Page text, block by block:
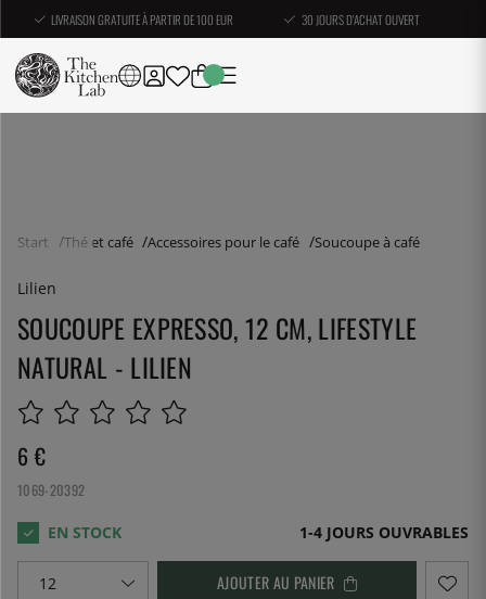
LIVRAISON GRATUITE À PARTIR DE 100 EUR 30 JOURS D'ACHAT OUVERT
Start Thé et café Accessoires pour le café Soucoupe à café
Lilien
SOUCOUPE EXPRESSO, 12 CM, LIFESTYLE
NATURAL - LILIEN
6 €
1069-20392
1-4 JOURS OUVRABLES
AJOUTER AU PANIER